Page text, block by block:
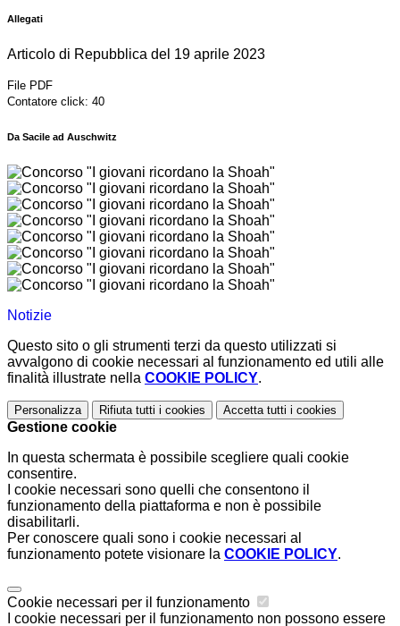
Allegati
Articolo di Repubblica del 19 aprile 2023
File PDF
Contatore click: 40
Da Sacile ad Auschwitz
Notizie
Questo sito o gli strumenti terzi da questo utilizzati si
avvalgono di cookie necessari al funzionamento ed utili alle
finalità illustrate nella COOKIE POLICY.
Personalizza Rifiuta tutti i cookies Accetta tutti i cookies
Gestione cookie
In questa schermata è possibile scegliere quali cookie
consentire.
I cookie necessari sono quelli che consentono il
funzionamento della piattaforma e non è possibile
disabilitarli.
Per conoscere quali sono i cookie necessari al
funzionamento potete visionare la COOKIE POLICY.
Cookie necessari per il funzionamento
I cookie necessari per il funzionamento non possono essere